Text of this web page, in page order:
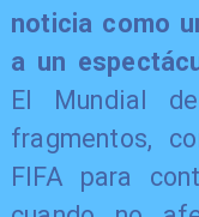
noticia como
a un
El Mundial
fragmentos,
FIFA para